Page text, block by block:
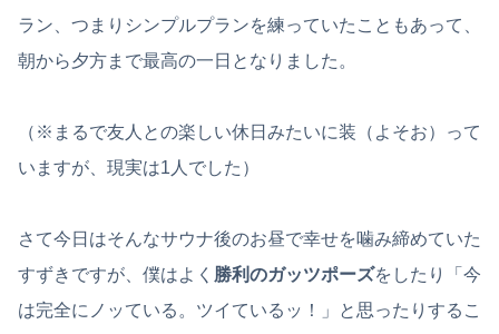
ラン、つまりシンプルプランを練っていたこともあって、
朝から夕方まで最高の一日となりました。
（※まるで友人との楽しい休日みたいに装（よそお）って
いますが、現実は1人でした）
さて今日はそんなサウナ後のお昼で幸せを噛み締めていた
すずきですが、僕はよく 勝利のガッツポーズをしたり「今
は完全にノッている。ツイているッ！」と思ったりするこ